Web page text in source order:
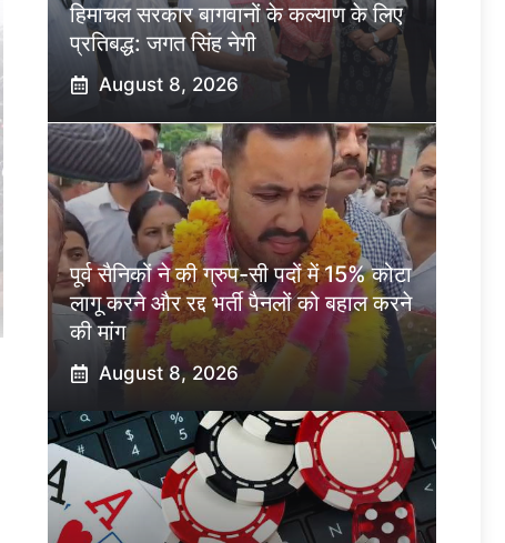
हिमाचल सरकार बागवानों के कल्याण के लिए
प्रतिबद्ध: जगत सिंह नेगी
August 8, 2026
पूर्व सैनिकों ने की ग्रुप-सी पदों में 15% कोटा
लागू करने और रद्द भर्ती पैनलों को बहाल करने
की मांग
August 8, 2026